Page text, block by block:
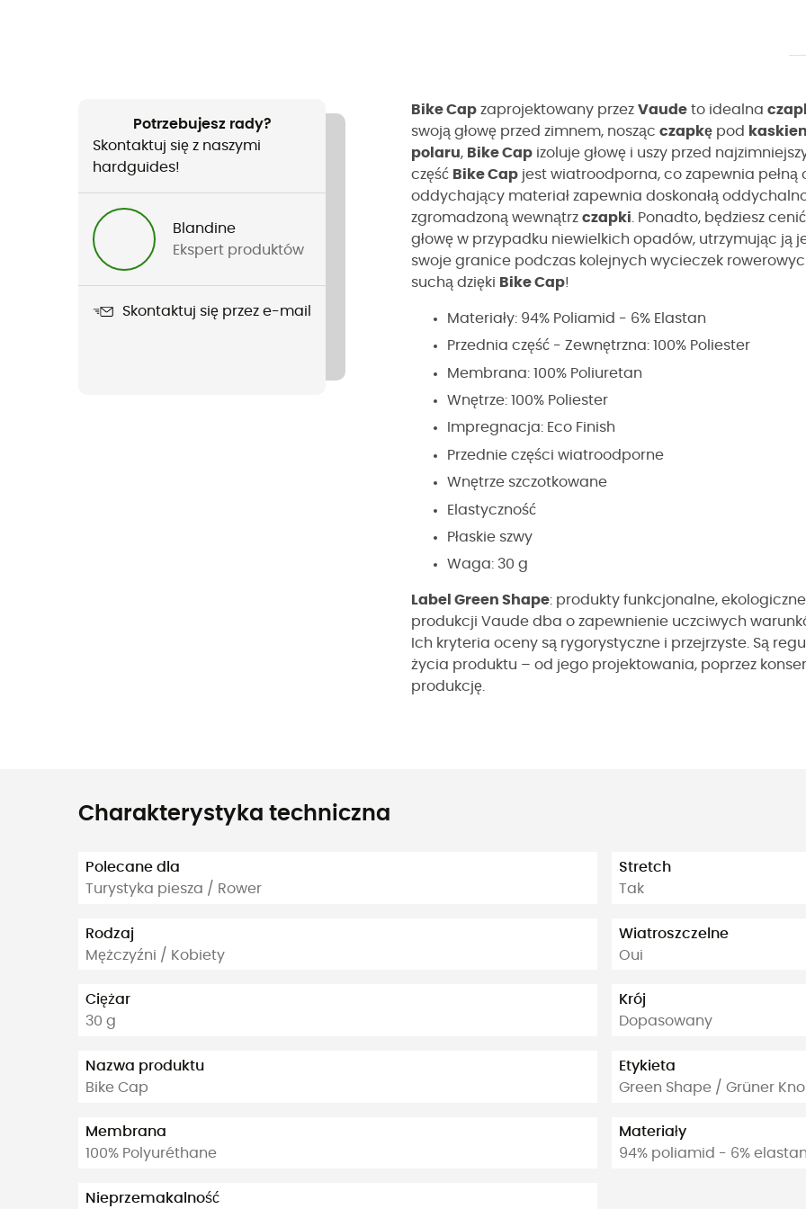
Potrzebujesz rady?
Skontaktuj się z naszymi
hardguides!
Blandine
Ekspert produktów
Skontaktuj się przez e-mail
Bike Cap zaprojektowany przez Vaude to idealna
swoją głowę przed zimnem, nosząc czapkę pod
polaru, Bike Cap izoluje głowę i uszy przed
część Bike Cap jest wiatroodporna, co zapewnia pełną
oddychający materiał zapewnia doskonałą
zgromadzoną wewnątrz czapki . Ponadto, będziesz
głowę w przypadku niewielkich opadów, utrzymując ją
swoje granice podczas kolejnych wycieczek
suchą dzięki Bike Cap!
Materiały: 94% Poliamid - 6% Elastan
Przednia część - Zewnętrzna: 100% Poliester
Membrana: 100% Poliuretan
Wnętrze: 100% Poliester
Impregnacja: Eco Finish
Przednie części wiatroodporne
Wnętrze szczotkowane
Elastyczność
Płaskie szwy
Waga: 30 g
Label Green Shape: produkty funkcjonalne,
produkcji Vaude dba o zapewnienie uczciwych
Ich kryteria oceny są rygorystyczne i przejrzyste. Są
życia produktu – od jego projektowania, poprzez
produkcję.
Charakterystyka techniczna
Polecane dla
Turystyka piesza / Rower
Rodzaj
Mężczyźni / Kobiety
Ciężar
30 g
Nazwa produktu
Bike Cap
Membrana
100% Polyuréthane
Nieprzemakalność
Stretch
Tak
Wiatroszczelne
Oui
Krój
Dopasowany
Etykieta
Green Shape / Grüner
Materiały
94% poliamid - 6%